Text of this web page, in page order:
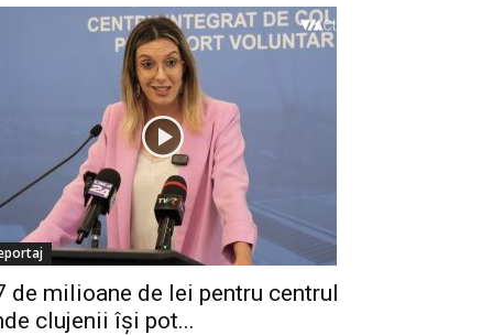
de milioane de lei pentru centrul
clujenii își pot...